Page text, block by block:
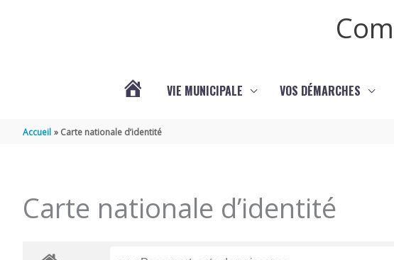
MAZERAY
VIE MUNICIPALE VOS DÉMARCHES
Accueil Carte nationale d’identité
Carte nationale d’identité